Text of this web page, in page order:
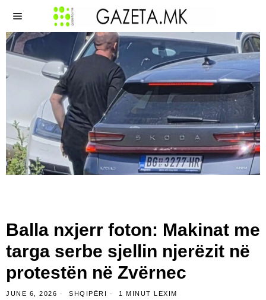
Balla nxjerr foton: Makinat me
targa serbe sjellin njerëzit në
protestën në Zvërnec
JUNE 6, 2026 SHQIPËRI 1 MINUT LEXIM